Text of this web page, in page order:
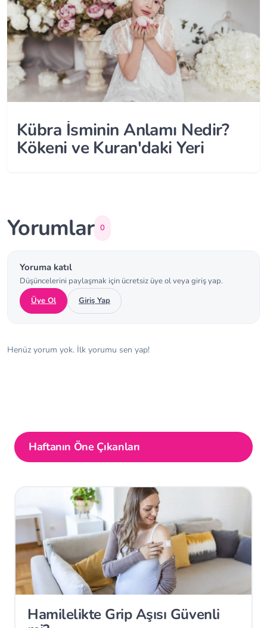
Kübra İsminin Anlamı Nedir?
Kökeni ve Kuran'daki Yeri
Yorumlar 0
Yoruma katıl
Düşüncelerini paylaşmak için ücretsiz üye ol veya giriş yap.
Üye Ol
Giriş Yap
Henüz yorum yok. İlk yorumu sen yap!
Haftanın Öne Çıkanları
Hamilelikte Grip Aşısı Güvenli